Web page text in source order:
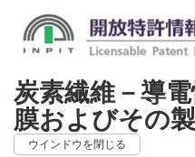
炭素繊維－導
膜およびその
ウインドウを閉じる